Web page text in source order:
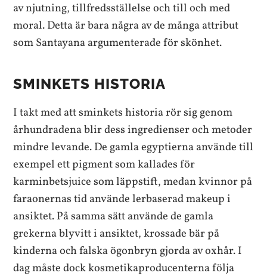
av njutning, tillfredsställelse och till och med
moral. Detta är bara några av de många attribut
som Santayana argumenterade för skönhet.
SMINKETS HISTORIA
I takt med att sminkets historia rör sig genom
århundradena blir dess ingredienser och metoder
mindre levande. De gamla egyptierna använde till
exempel ett pigment som kallades för
karminbetsjuice som läppstift, medan kvinnor på
faraonernas tid använde lerbaserad makeup i
ansiktet. På samma sätt använde de gamla
grekerna blyvitt i ansiktet, krossade bär på
kinderna och falska ögonbryn gjorda av oxhår. I
dag måste dock kosmetikaproducenterna följa